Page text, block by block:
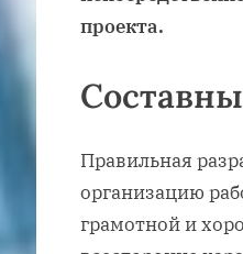
проекта.
Правильная
организацию
грамотной и